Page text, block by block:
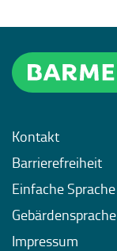
Kontakt
Barrierefreiheit
Einfache Sprache
Gebärdensprache
Impressum